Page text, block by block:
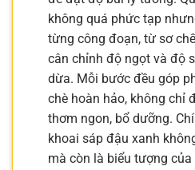
không quá phức tạp
từng công đoạn, từ sơ
cân chỉnh độ ngọt và độ
dừa. Mỗi bước đều góp
chè hoàn hảo, không chỉ
thơm ngon, bổ dưỡng.
khoai sáp đậu xanh
mà còn là biểu tượng